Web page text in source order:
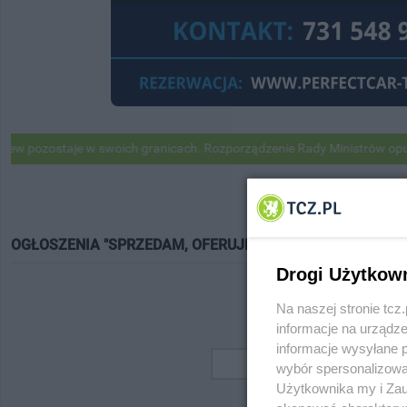
w swoich granicach. Rozporządzenie Rady Ministrów
OGŁOSZENIA "SPRZEDAM, OFERUJĘ"
Drogi
Na naszej stronie
informacje na
informacje wysyłane
wybór
Użytkownika my i